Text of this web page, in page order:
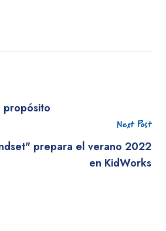
propósito
Next Post
prepara el verano 2022
en KidWorks